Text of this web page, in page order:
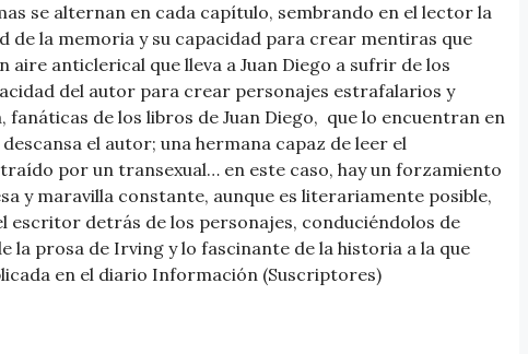
se alternan en cada capítulo, sembrando en el lector la
de la memoria y su capacidad para crear mentiras que
anticlerical que lleva a Juan Diego a sufrir de los
del autor para crear personajes estrafalarios y
de los libros de Juan Diego, que lo encuentran en
el autor; una hermana capaz de leer el
por un transexual… en este caso, hay un forzamiento
y maravilla constante, aunque es literariamente posible,
escritor detrás de los personajes, conduciéndolos de
la prosa de Irving y lo fascinante de la historia a la que
en el diario Información (Suscriptores)